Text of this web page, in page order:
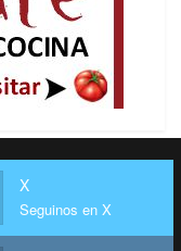
X
Seguinos en X